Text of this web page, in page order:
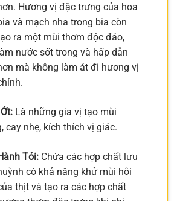
Hương vị đặc trưng của hoa
và mạch nha trong bia còn
ra một mùi thơm độc đáo,
nước sốt trong và hấp dẫn
mà không làm át đi hương vị
Là những gia vị tạo mùi
cay nhẹ, kích thích vị giác.
Tỏi:Chứa các hợp chất lưu
có khả năng khử mùi hôi
thịt và tạo ra các hợp chất